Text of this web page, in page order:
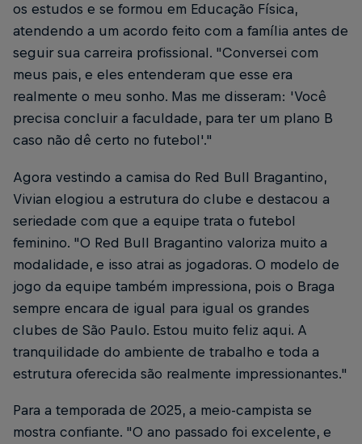
os estudos e se formou em Educação Física,
atendendo a um acordo feito com a família antes de
seguir sua carreira profissional. "Conversei com
meus pais, e eles entenderam que esse era
realmente o meu sonho. Mas me disseram: 'Você
precisa concluir a faculdade, para ter um plano B
caso não dê certo no futebol'."
Agora vestindo a camisa do Red Bull Bragantino,
Vivian elogiou a estrutura do clube e destacou a
seriedade com que a equipe trata o futebol
feminino. "O Red Bull Bragantino valoriza muito a
modalidade, e isso atrai as jogadoras. O modelo de
jogo da equipe também impressiona, pois o Braga
sempre encara de igual para igual os grandes
clubes de São Paulo. Estou muito feliz aqui. A
tranquilidade do ambiente de trabalho e toda a
estrutura oferecida são realmente impressionantes."
Para a temporada de 2025, a meio-campista se
mostra confiante. "O ano passado foi excelente, e